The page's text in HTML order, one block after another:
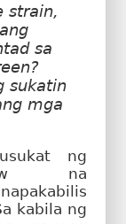
strain,
sa
sukatin
mga
ng
na
kabila ng